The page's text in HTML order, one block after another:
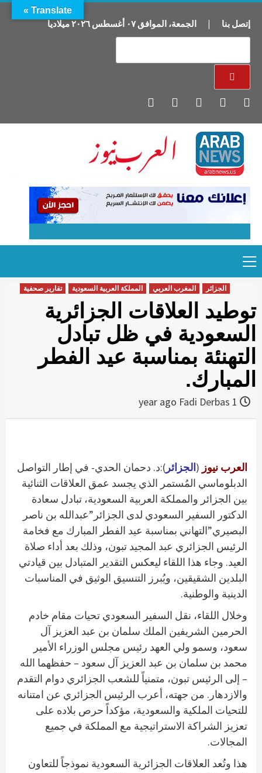
إتصل بنا | الجمعة، الموافق٠٧ أغسطس ٢٠٢٦ميلاديا
to
content
Menu
الجزائر المغرب العربي المملكة العربية السعودية تقارير صحفية
توطيد العلاقات الجزائرية
السعودية في ظل تبادل
التهنئة بمناسبة عيد الفطر
المبارك.
Fadi Derbas
العرب نيوز (الجزائر ):د. دحمان الحدي- في إطار التواصل
الدبلوماسي المُستمر الذي يجسد عمق العلاقات الثنائية
بين الجزائر والمملكة العربية السعودية، تبادل سعادة
الدكتور السفير السعودي لدى الجزائر”عبدالله بن ناصر
البصيري”التهاني بمناسبة عيد الفطر المبارك مع فخامة
الرئيس الجزائري عبد المجيد تبون، وذلك بعد أداء صلاة
العيد. وجاء هذا اللقاء ليعكس التقدير المتبادل بين قيادتي
البلدين الشقيقين، ويُبرز التنسيق الوثيق في المناسبات
الدينية والوطنية.
وخلال اللقاء، نقل السفير السعودي تحيات مقام خادم
الحرمين الشريفين الملك سلمان بن عبد العزيز آل
سعود، وسمو ولي العهد رئيس مجلس الوزراء الأمير
محمد بن سلمان بن عبد العزيز آل سعود – حفظهما الله
– إلى الرئيس تبون، متمنياً للشعب الجزائري دوام التقدم
والازدهار. من جهته، أعرب الرئيس الجزائري عن امتنانه
للتحيات الملكية والسعودية، مؤكداً حرص بلاده على
تعزيز الشراكة الاستراتيجية مع المملكة في جميع
المجالات.
هذا وتُعد العلاقات الجزائرية السعودية نموذجاً للتعاون
Translate »